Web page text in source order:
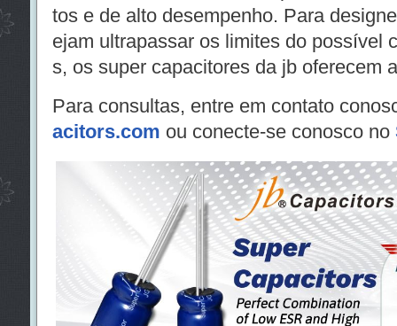
tos e de alto desempenho. Para
ejam ultrapassar os limites do possível
s, os super capacitores da jb oferecem
Para consultas, entre em contato
acitors.com ou conecte-se conosco no